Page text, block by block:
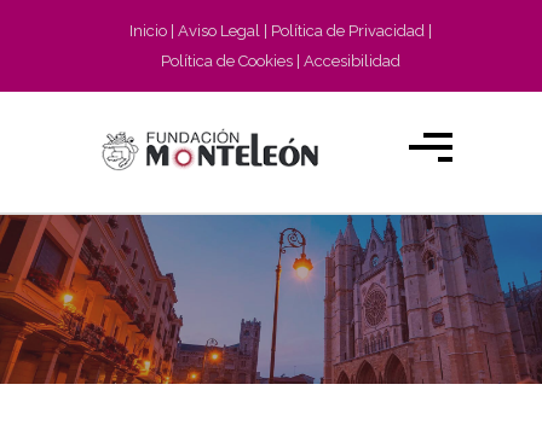
Inicio Aviso Legal
Política de Privacidad
Política de Cookies
Accesibilidad